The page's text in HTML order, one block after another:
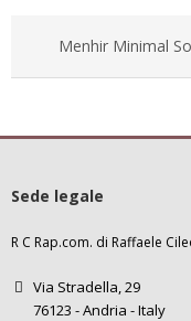
Menhir Minimal
Sede legale
R C Rap.com. di Raffaele
Via Stradella, 29
76123 - Andria - Italy